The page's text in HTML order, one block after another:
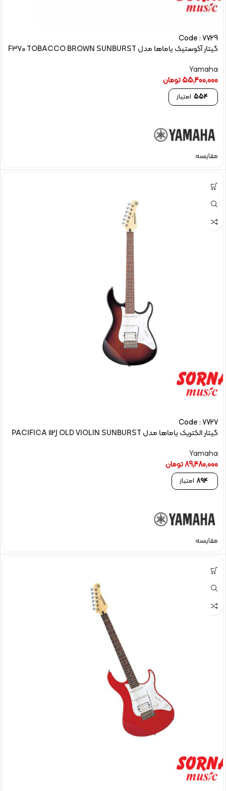
Code : 7729
گیتار آکوستیک یاماها مدل F370 TOBACCO BROWN SUNBURST
Yamaha
55,400,000تومان
554 امتیاز
مقایسه
Code : 7727
گیتار الکتريک یاماها مدل PACIFICA 112J OLD VIOLIN SUNBURST
Yamaha
89,480,000تومان
894 امتیاز
مقایسه